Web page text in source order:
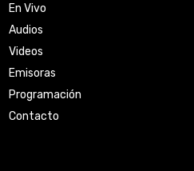
En Vivo
Audios
Videos
Emisoras
Programación
Contacto